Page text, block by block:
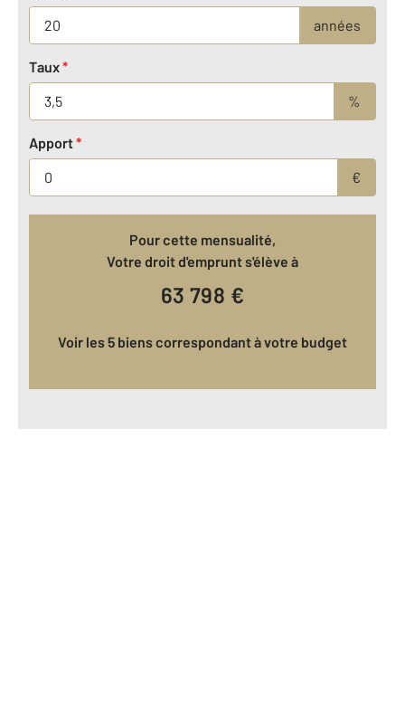
années
Taux*
%
Apport*
€
Pour cette mensualité,
Votre droit d'emprunt s'élève à
63 798 €
Voir les 5 biens correspondant à votre budget